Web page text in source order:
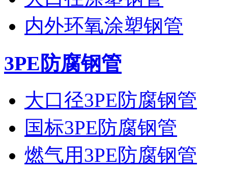
内外环氧涂塑钢管
3PE防腐钢管
大口径3PE防腐钢管
国标3PE防腐钢管
燃气用3PE防腐钢管